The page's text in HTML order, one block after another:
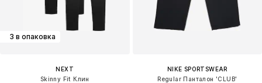
3 в опаковка
NEXT
Skinny Fit Клин
NIKE SPORTSWEAR
Regular Панталон 'CLUB'